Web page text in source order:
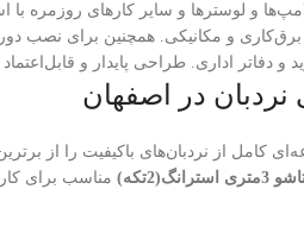
و لوسترها و سایر کارهای روزمره با
و مکانیکی. همچنین برای نصب
دفاتر اداری. طراحی پایدار و
نردبان در اصفهان
از نردبان‌های باکیفیت را از
مناسب برای